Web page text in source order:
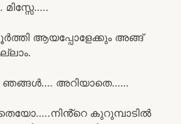
ആയപ്പോളേക്കും അങ്ങ്
ഞങ്ങൾ…. അറിയാതെ……
കുറുമ്പാടിൽ